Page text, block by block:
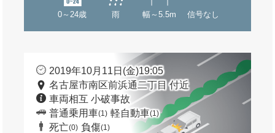
0～24歳 雨 幅～5.5m 信号なし
2019年10月11日(金)19:05
名古屋市南区前浜通二丁目 付近
車両相互 小破事故
普通乗用車(1) 軽自動車(1)
死亡(0) 負傷(1)